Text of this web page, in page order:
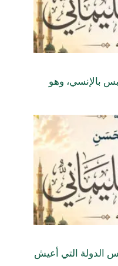
بالإنسي، وهو
الدولة التي أعيش